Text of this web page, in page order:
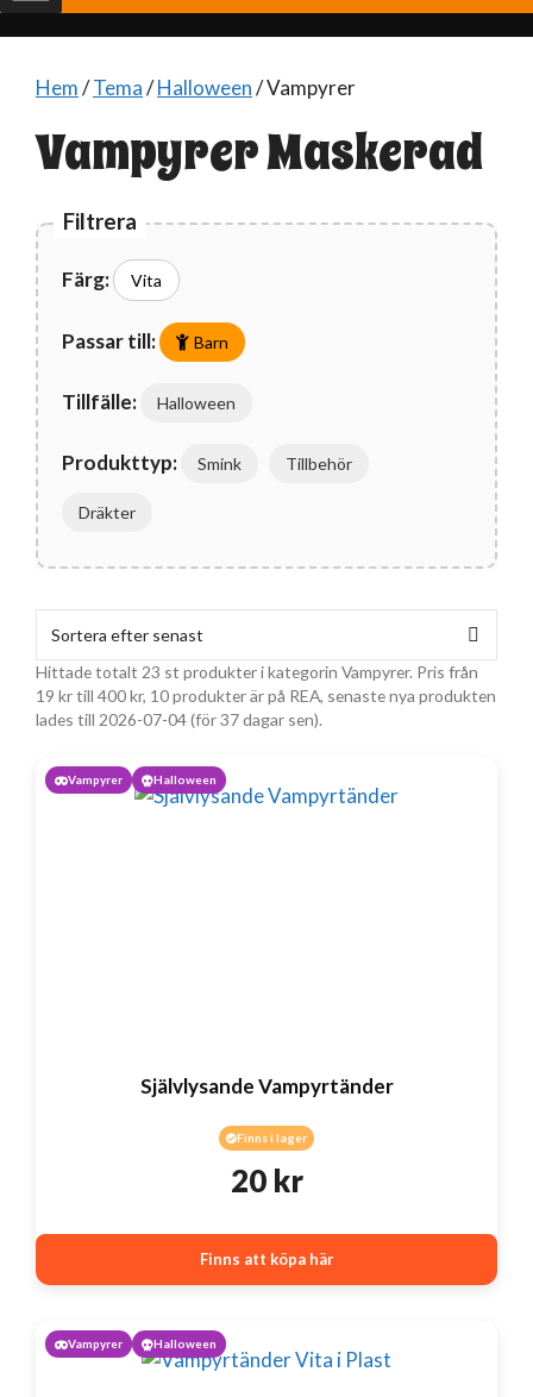
Hem/Tema/Halloween/ Vampyrer
Vampyrer Maskerad
Filtrera
Färg: Vita
Passar till: Barn
Tillfälle: Halloween
Produkttyp: Smink Tillbehör
Dräkter
Hittade totalt 23 st produkter i kategorin Vampyrer. Pris från
19 krtill 400kr, 10 produkter är på REA, senaste nya produkten
lades till 2026-07-04 (för 37 dagar sen).
Vampyrer Halloween
Självlysande Vampyrtänder
Finns i lager
20 kr
Finns att köpa här
Vampyrer Halloween